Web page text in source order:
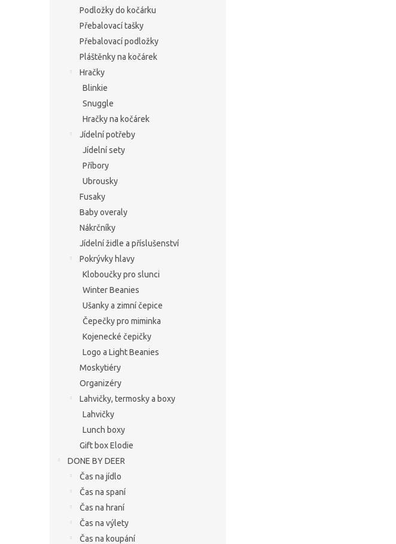
Podložky do kočárku
Přebalovací tašky
Přebalovací podložky
Pláštěnky na kočárek
Hračky
Blinkie
Snuggle
Hračky na kočárek
Jídelní potřeby
Jídelní sety
Příbory
Ubrousky
Fusaky
Baby overaly
Nákrčníky
Jídelní židle a příslušenství
Pokrývky hlavy
Kloboučky pro slunci
Winter Beanies
Ušanky a zimní čepice
Čepečky pro miminka
Kojenecké čepičky
Logo a Light Beanies
Moskytiéry
Organizéry
Lahvičky, termosky a boxy
Lahvičky
Lunch boxy
Gift box Elodie
DONE BY DEER
Čas na jídlo
Čas na spaní
Čas na hraní
Čas na výlety
Čas na koupání